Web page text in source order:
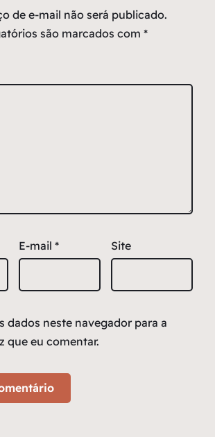
de e-mail não será publicado.
são marcados com *
E-mail * Site
dados neste navegador para a
que eu comentar.